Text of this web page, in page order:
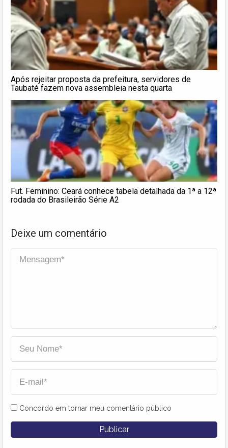
Após rejeitar proposta da prefeitura, servidores de
Taubaté fazem nova assembleia nesta quarta
Fut. Feminino: Ceará conhece tabela detalhada da 1ª a 12ª
rodada do Brasileirão Série A2
Deixe um comentário
Concordo em tornar meu comentário público